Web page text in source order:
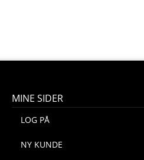
MINE SIDER
LOG PÅ
NY KUNDE